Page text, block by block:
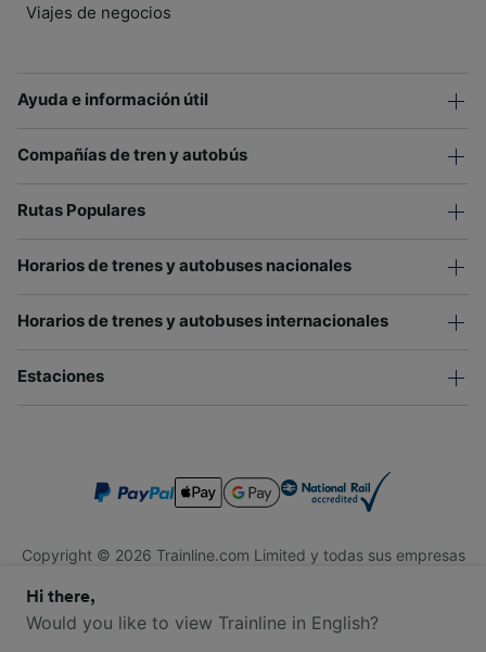
Viajes de negocios
Ayuda e información útil
Compañías de tren y autobús
Rutas Populares
Horarios de trenes y autobuses nacionales
Horarios de trenes y autobuses internacionales
Estaciones
Copyright © 2026 Trainline.com Limited y todas sus empresas
Trainline.com Limited está registrada en Inglaterra y Gales.
Compañía No. 3846791. Dirección: 1 Stonecutter St, Londres
Hi there,
Would you like to view Trainline in English?